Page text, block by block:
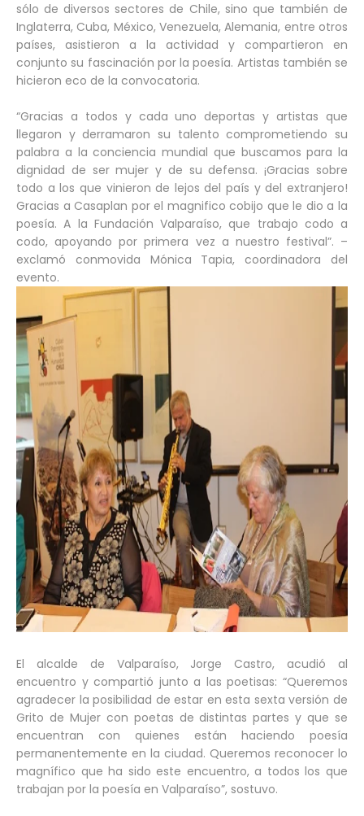
sólo de diversos sectores de Chile, sino que también de
Inglaterra, Cuba, México, Venezuela, Alemania, entre otros
países, asistieron a la actividad y compartieron en
conjunto su fascinación por la poesía. Artistas también se
hicieron eco de la convocatoria.
“Gracias a todos y cada uno deportas y artistas que
llegaron y derramaron su talento comprometiendo su
palabra a la conciencia mundial que buscamos para la
dignidad de ser mujer y de su defensa. ¡Gracias sobre
todo a los que vinieron de lejos del país y del extranjero!
Gracias a Casaplan por el magnifico cobijo que le dio a la
poesía. A la Fundación Valparaíso, que trabajo codo a
codo, apoyando por primera vez a nuestro festival”. –
exclamó conmovida Mónica Tapia, coordinadora del
evento.
El alcalde de Valparaíso, Jorge Castro, acudió al
encuentro y compartió junto a las poetisas: “Queremos
agradecer la posibilidad de estar en esta sexta versión de
Grito de Mujer con poetas de distintas partes y que se
encuentran con quienes están haciendo poesía
permanentemente en la ciudad. Queremos reconocer lo
magnífico que ha sido este encuentro, a todos los que
trabajan por la poesía en Valparaíso”, sostuvo.